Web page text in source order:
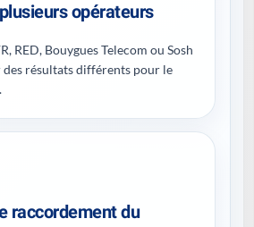
opérateurs
RED, Bouygues Telecom ou Sosh
résultats différents pour le
raccordement du